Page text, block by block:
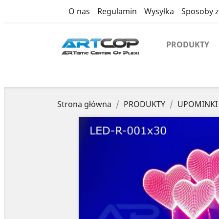
O nas Regulamin Wysyłka Sposoby
PRODUKTY
Strona główna PRODUKTY UPOMINKI